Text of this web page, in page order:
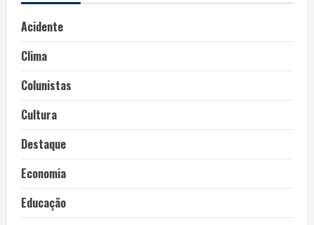
Acidente
Clima
Colunistas
Cultura
Destaque
Economia
Educação